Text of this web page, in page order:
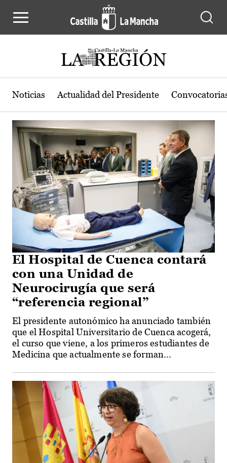
Actualidad de la región de Castilla-
Noticias Actualidad del Presidente
El Hospital de Cuenca contará
con una Unidad de
Neurocirugía que será
“referencia regional”
El presidente autonómico ha anunciado también
que el Hospital Universitario de Cuenca acogerá,
el curso que viene, a los primeros estudiantes de
Medicina que actualmente se forman...